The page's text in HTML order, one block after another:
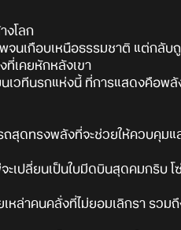
งโลก
นเกือบเหนือธรรมชาติ แต่กลับ
ที่เคยหักหลังเขา
วทีนรกแห่งนี้ ที่การแสดงคือพลั
สุดทรงพลังที่จะช่วยให้ควบคุมแ
ะเปลี่ยนเป็นใบมีดบินสุดคมกริบ โ
หล่าคนคลั่งที่ไม่ยอมเลิกรา รวม